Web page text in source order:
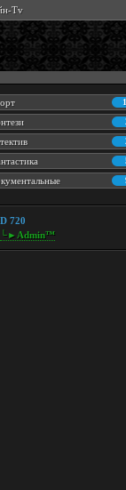
Tv
720
└►Admin™